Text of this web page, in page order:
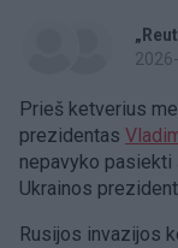
Prieš ketverius
prezidentas
nepavyko
Ukrainos
Rusijos invazijos